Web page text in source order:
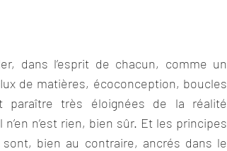
dans l’esprit de chacun, comme un
de matières, écoconception, boucles
très éloignées de la réalité
n’est rien, bien sûr. Et les principes
bien au contraire, ancrés dans le